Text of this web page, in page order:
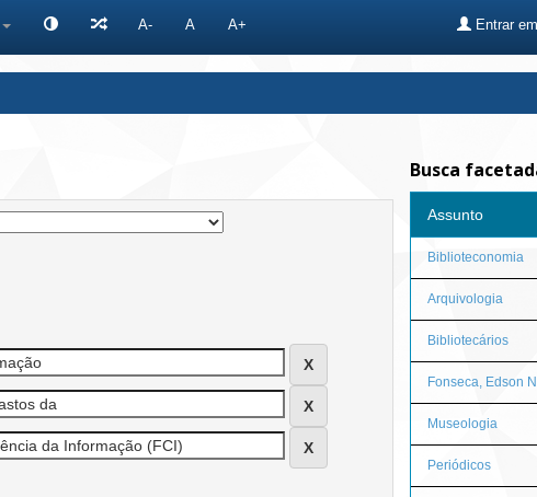
A- A A+ Entrar
Busca
Assunto
Biblioteconomia
Arquivologia
Bibliotecários
Fonseca, Edson
Museologia
Periódicos